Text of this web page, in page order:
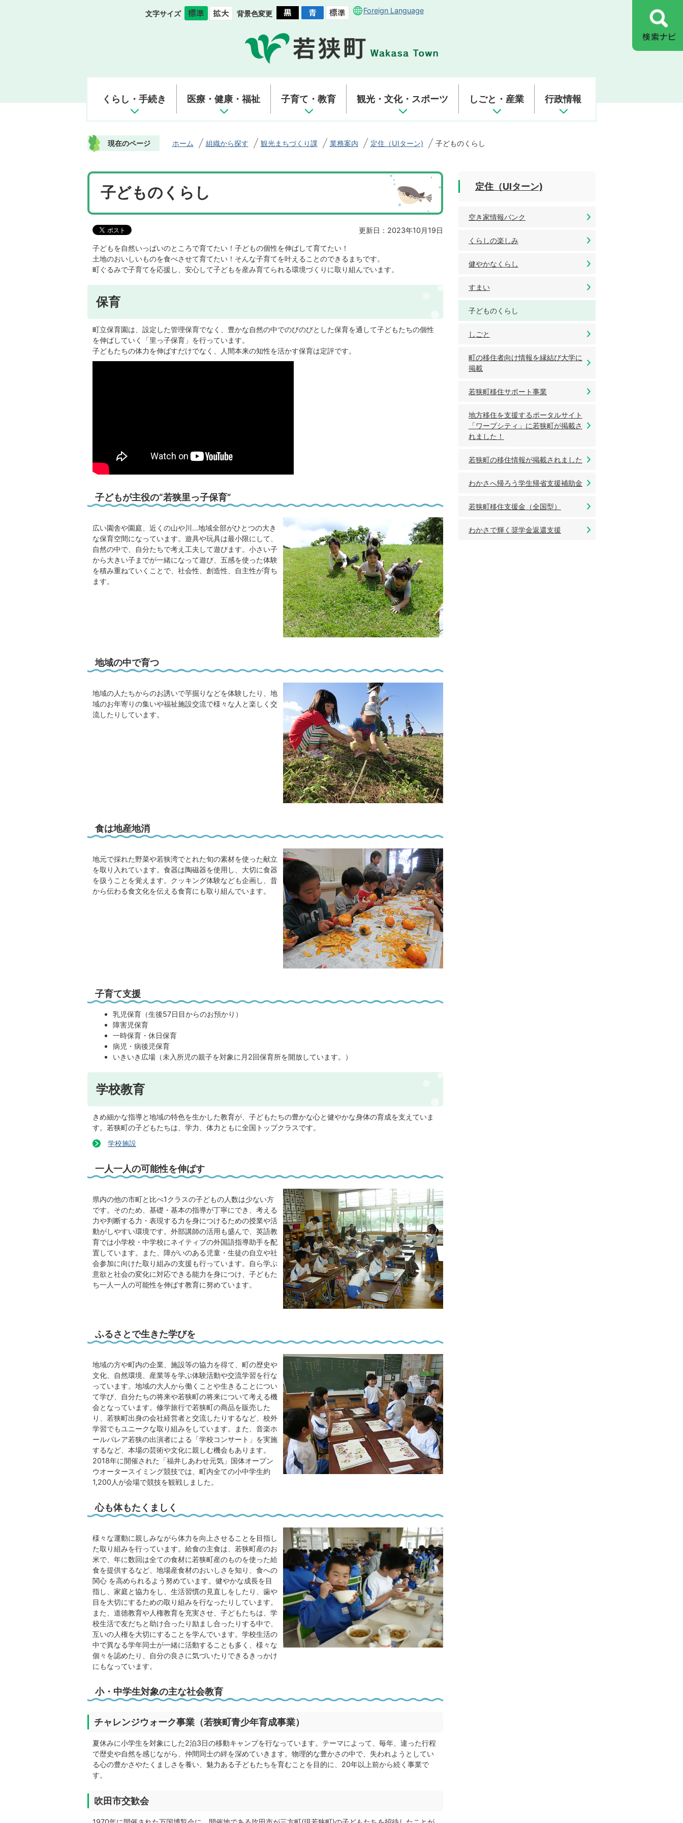
文字サイズ 背景色変更 Foreign Language
くらし・手続き 医療・健康・福祉 子育て・教育 観光・文化・スポーツ しごと・産業 行政情報
現在のページ ホーム 組織から探す 観光まちづくり課 業務案内 定住（UIターン) 子どものくらし
子どものくらし
更新日：2023年10月19日
子どもを自然いっぱいのところで育てたい！子どもの個性を伸ばして育てたい！
土地のおいしいものを食べさせて育てたい！そんな子育てを叶えることのできるまちです。
町ぐるみで子育てを応援し、安心して子どもを産み育てられる環境づくりに取り組んでいます。
保育
町立保育園は、設定した管理保育でなく、豊かな自然の中でのびのびとした保育を通して子どもたちの個性
を伸ばしていく「里っ子保育」を行っています。
子どもたちの体力を伸ばすだけでなく、人間本来の知性を活かす保育は定評です。
子どもが主役の“若狭里っ子保育”
広い園舎や園庭、近くの山や川…地域全部がひとつの大き
な保育空間になっています。遊具や玩具は最小限にして、
自然の中で、自分たちで考え工夫して遊びます。小さい子
から大きい子までが一緒になって遊び、五感を使った体験
を積み重ねていくことで、社会性、創造性、自主性が育ち
ます。
地域の中で育つ
地域の人たちからのお誘いで芋掘りなどを体験したり、地
域のお年寄りの集いや福祉施設交流で様々な人と楽しく交
流したりしています。
食は地産地消
地元で採れた野菜や若狭湾でとれた旬の素材を使った献立
を取り入れています。食器は陶磁器を使用し、大切に食器
を扱うことを覚えます。クッキング体験なども企画し、昔
から伝わる食文化を伝える食育にも取り組んでいます。
子育て支援
乳児保育（生後57日目からのお預かり）
障害児保育
一時保育・休日保育
病児・病後児保育
いきいき広場（未入所児の親子を対象に月2回保育所を開放しています。）
学校教育
きめ細かな指導と地域の特色を生かした教育が、子どもたちの豊かな心と健やかな身体の育成を支えていま
す。若狭町の子どもたちは、学力、体力ともに全国トップクラスです。
学校施設
一人一人の可能性を伸ばす
県内の他の市町と比べ1クラスの子どもの人数は少ない方
です。そのため、基礎・基本の指導が丁寧にでき、考える
力や判断する力・表現する力を身につけるための授業や活
動がしやすい環境です。外部講師の活用も盛んで、英語教
育では小学校・中学校にネイティブの外国語指導助手を配
置しています。また、障がいのある児童・生徒の自立や社
会参加に向けた取り組みの支援も行っています。自ら学ぶ
意欲と社会の変化に対応できる能力を身につけ、子どもた
ち一人一人の可能性を伸ばす教育に努めています。
ふるさとで生きた学びを
地域の方や町内の企業、施設等の協力を得て、町の歴史や
文化、自然環境、産業等を学ぶ体験活動や交流学習を行な
っています。地域の大人から働くことや生きることについ
て学び、自分たちの将来や若狭町の将来について考える機
会となっています。修学旅行で若狭町の商品を販売した
り、若狭町出身の会社経営者と交流したりするなど、校外
学習でもユニークな取り組みをしています。また、音楽ホ
ールパレア若狭の出演者による「学校コンサート」を実施
するなど、本場の芸術や文化に親しむ機会もあります。
2018年に開催された「福井しあわせ元気」国体オープン
ウオータースイミング競技では、町内全ての小中学生約
1,200人が会場で競技を観戦しました。
心も体もたくましく
様々な運動に親しみながら体力を向上させることを目指し
た取り組みを行っています。給食の主食は、若狭町産のお
米で、年に数回は全ての食材に若狭町産のものを使った給
食を提供するなど、地場産食材のおいしさを知り、食への
関心 を高められるよう努めています。健やかな成長を目
指し、家庭と協力をし、生活習慣の見直しをしたり、歯や
目を大切にするための取り組みを行なったりしています。
また、道徳教育や人権教育を充実させ、子どもたちは、学
校生活で友だちと助け合ったり励まし合ったりする中で、
互いの人権を大切にすることを学んでいます。学校生活の
中で異なる学年同士が一緒に活動することも多く、様々な
個々を認めたり、自分の良さに気づいたりできるきっかけ
にもなっています。
小・中学生対象の主な社会教育
チャレンジウォーク事業（若狭町青少年育成事業）
夏休みに小学生を対象にした2泊3日の移動キャンプを行なっています。テーマによって、毎年、違った行程
で歴史や自然を感じながら、仲間同士の絆を深めていきます。物理的な豊かさの中で、失われようとしてい
る心の豊かさやたくましさを養い、魅力ある子どもたちを育むことを目的に、20年以上前から続く事業で
す。
吹田市交歓会
定住（UIターン)
空き家情報バンク
くらしの楽しみ
健やかなくらし
すまい
子どものくらし
しごと
町の移住者向け情報を縁結び大学に
掲載
若狭町移住サポート事業
地方移住を支援するポータルサイト
「ワープシティ」に若狭町が掲載さ
れました！
若狭町の移住情報が掲載されました
わかさへ帰ろう学生帰省支援補助金
若狭町移住支援金（全国型）
わかさで輝く奨学金返還支援